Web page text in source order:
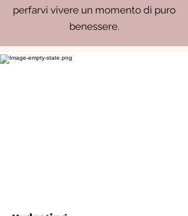
perfarvi vivere un momento di puro
benessere.